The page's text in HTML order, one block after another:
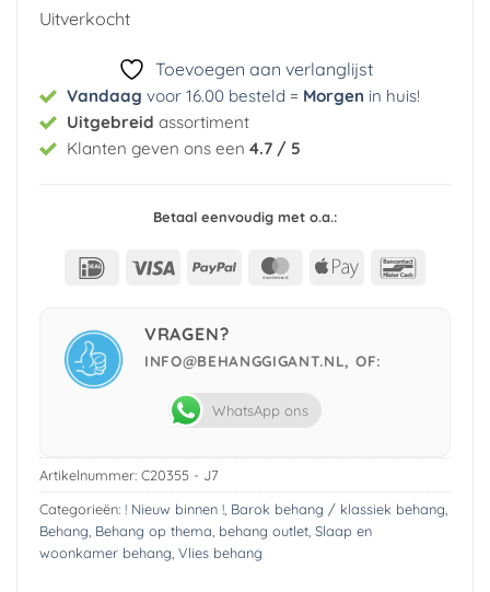
Uitverkocht
Toevoegen aan verlanglijst
Vandaag voor 16.00 besteld = Morgen in huis!
Uitgebreid assortiment
Klanten geven ons een 4.7 / 5
Betaal eenvoudig met o.a.:
IDeal Visa PayPal MasterCard
Apple
VRAGEN?
INFO@BEHANGGIGANT.NL, OF:
WhatsApp ons
Artikelnummer: C20355 - J7
Categorieën: ! Nieuw binnen !, Barok behang / klassiek behang
Behang Behang op thema behang outlet, Slaap en
woonkamer behang Vlies behang